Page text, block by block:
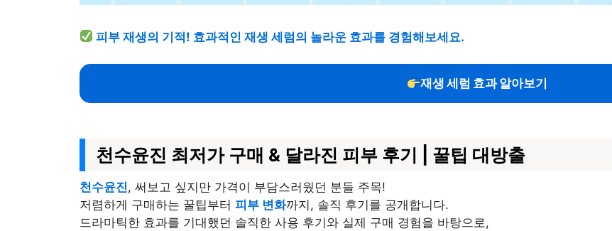
피부 재생의 기적! 효과적인 재생 세럼의 놀라운 효과를 경험해보세요.
재생 세럼 효과 알아보기
천수윤진 최저가 구매 & 달라진 피부 후기 | 꿀팁 대방출
천수윤진, 써보고 싶지만 가격이 부담스러웠던 분들 주목!
저렴하게 구매하는 꿀팁부터 피부 변화까지, 솔직 후기를 공개합니다.
드라마틱한 효과를 기대했던 솔직한 사용 후기와 실제 구매 경험을 바탕으로,